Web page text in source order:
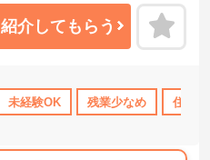
紹介してもらう
未経験OK 残業少なめ 住宅